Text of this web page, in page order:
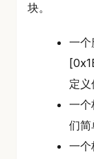
块。
一
定义
一个
们简
一个